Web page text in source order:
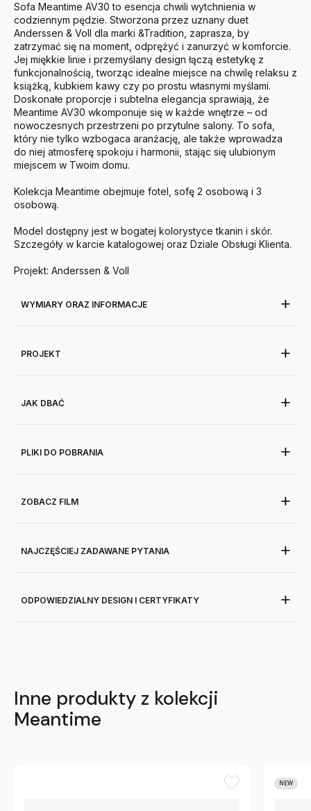
Sofa Meantime AV30 to esencja chwili wytchnienia w
codziennym pędzie. Stworzona przez uznany duet
Anderssen & Voll dla marki &Tradition, zaprasza, by
zatrzymać się na moment, odprężyć i zanurzyć w komforcie.
Jej miękkie linie i przemyślany design łączą estetykę z
funkcjonalnością, tworząc idealne miejsce na chwilę relaksu z
książką, kubkiem kawy czy po prostu własnymi myślami.
Doskonałe proporcje i subtelna elegancja sprawiają, że
Meantime AV30 wkomponuje się w każde wnętrze – od
nowoczesnych przestrzeni po przytulne salony. To sofa,
który nie tylko wzbogaca aranżację, ale także wprowadza
do niej atmosferę spokoju i harmonii, stając się ulubionym
miejscem w Twoim domu.
Kolekcja Meantime obejmuje fotel, sofę 2 osobową i 3
osobową.
Model dostępny jest w bogatej kolorystyce tkanin i skór.
Szczegóły w karcie katalogowej oraz Dziale Obsługi Klienta.
Projekt: Anderssen & Voll
WYMIARY ORAZ INFORMACJE
PROJEKT
JAK DBAĆ
PLIKI DO POBRANIA
ZOBACZ FILM
NAJCZĘŚCIEJ ZADAWANE PYTANIA
ODPOWIEDZIALNY DESIGN I CERTYFIKATY
Inne produkty z kolekcji
Meantime
NEW